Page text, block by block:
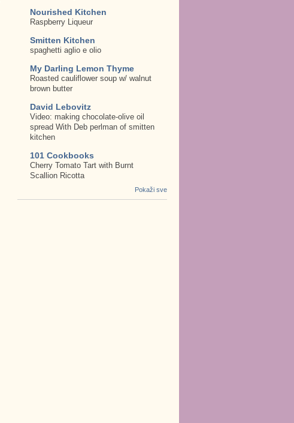
Nourished Kitchen
Raspberry Liqueur
Smitten Kitchen
spaghetti aglio e olio
My Darling Lemon Thyme
Roasted cauliflower soup w/ walnut
brown butter
David Lebovitz
Video: making chocolate-olive oil
spread With Deb perlman of smitten
kitchen
101 Cookbooks
Cherry Tomato Tart with Burnt
Scallion Ricotta
Pokaži sve